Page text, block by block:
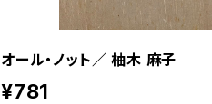
オール・ノット／ 柚木 麻子
¥781